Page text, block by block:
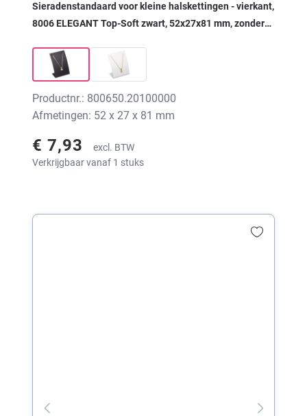
Sieradenstandaard voor kleine halskettingen - vierkant,
8006 ELEGANT Top-Soft zwart, 52x27x81 mm, zonder
Productnr.: 800650.20100000
Afmetingen: 52 x 27 x 81 mm
€ 7,93
excl. BTW
Verkrijgbaar vanaf 1 stuks